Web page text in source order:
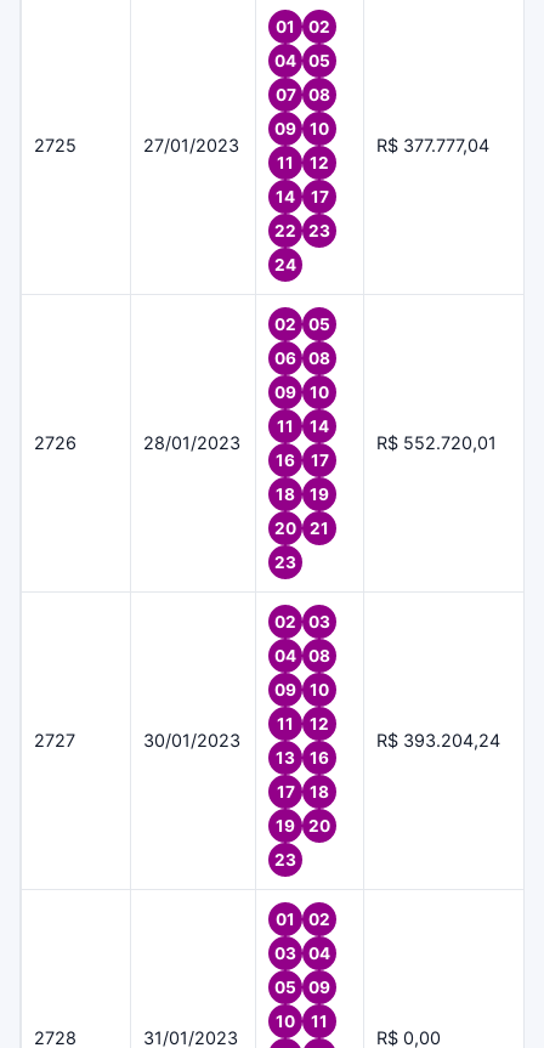
2725 27/01/2023
01
02
04
05
07
08
09
10
11
12
14
17
22
23
24
R$ 377.777,04
2726 28/01/2023
02
05
06
08
09
10
11
14
16
17
18
19
20
21
23
R$ 552.720,01
2727 30/01/2023
02
03
04
08
09
10
11
12
13
16
17
18
19
20
23
R$ 393.204,24
2728 31/01/2023
01
02
03
04
05
09
10
11
R$ 0,00